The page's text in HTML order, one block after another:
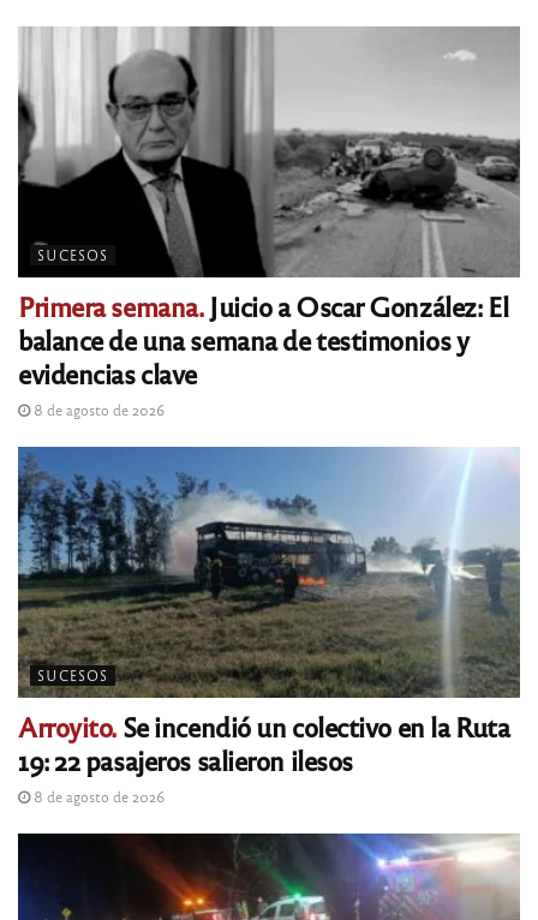
SUCESOS
Primera semana.Juicio a Oscar González: El
balance de una semana de testimonios y
evidencias clave
8 de agosto de 2026
SUCESOS
Arroyito. Se incendió un colectivo en la Ruta
19: 22 pasajeros salieron ilesos
8 de agosto de 2026